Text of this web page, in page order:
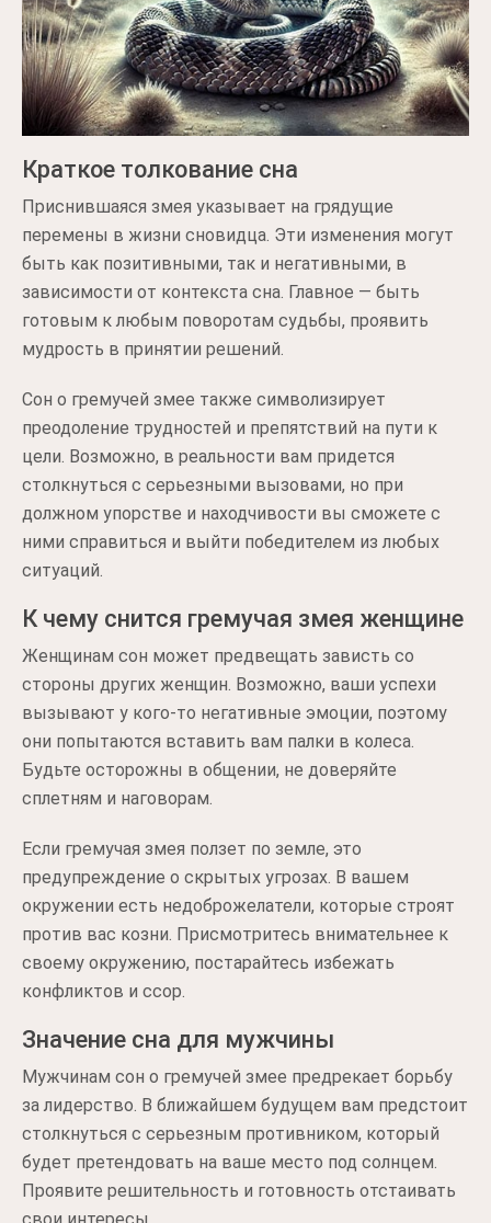
Краткое толкование сна
Приснившаяся змея указывает на грядущие
перемены в жизни сновидца. Эти изменения могут
быть как позитивными, так и негативными, в
зависимости от контекста сна. Главное — быть
готовым к любым поворотам судьбы, проявить
мудрость в принятии решений.
Сон о гремучей змее также символизирует
преодоление трудностей и препятствий на пути к
цели. Возможно, в реальности вам придется
столкнуться с серьезными вызовами, но при
должном упорстве и находчивости вы сможете с
ними справиться и выйти победителем из любых
ситуаций.
К чему снится гремучая змея женщине
Женщинам сон может предвещать зависть со
стороны других женщин. Возможно, ваши успехи
вызывают у кого-то негативные эмоции, поэтому
они попытаются вставить вам палки в колеса.
Будьте осторожны в общении, не доверяйте
сплетням и наговорам.
Если гремучая змея ползет по земле, это
предупреждение о скрытых угрозах. В вашем
окружении есть недоброжелатели, которые строят
против вас козни. Присмотритесь внимательнее к
своему окружению, постарайтесь избежать
конфликтов и ссор.
Значение сна для мужчины
Мужчинам сон о гремучей змее предрекает борьбу
за лидерство. В ближайшем будущем вам предстоит
столкнуться с серьезным противником, который
будет претендовать на ваше место под солнцем.
Проявите решительность и готовность отстаивать